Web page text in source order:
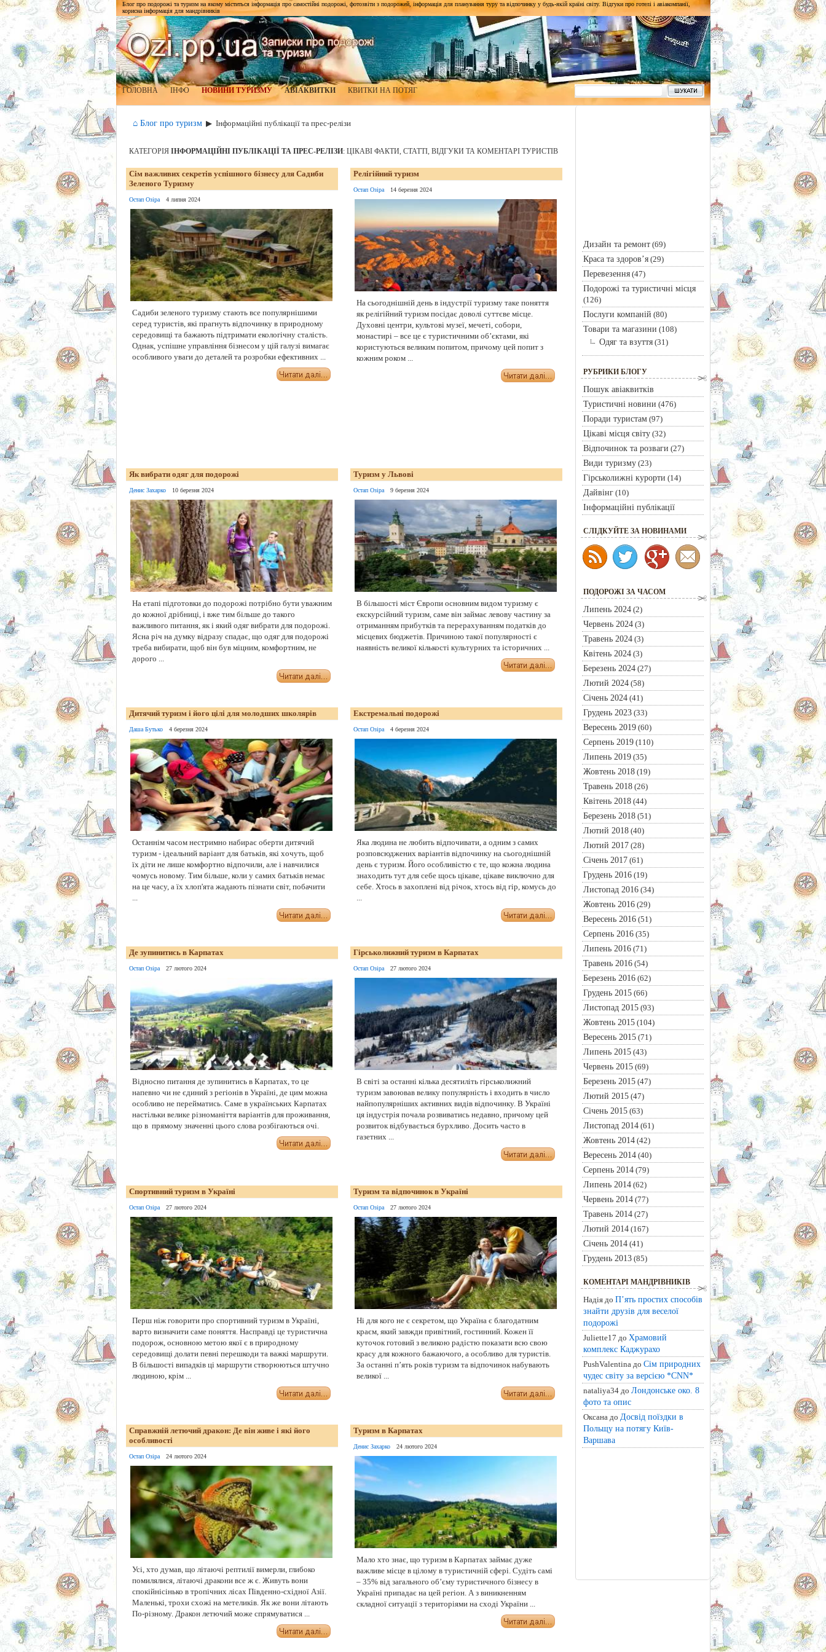
Блог про подорожі та туризм на якому міститься інформація про самостійні подорожі, фотозвіти з подорожей, інформація для планування туру та відпочинку у будь-якій країні світу. Відгуки про готелі і авіакомпанії,
корисна інформація для мандрівників
ГОЛОВНА ІНФО НОВИНИ ТУРИЗМУ АВІАКВИТКИ КВИТКИ НА ПОТЯГ
⌂ Блог про туризм ▶ Інформаційні публікації та прес-релізи
КАТЕГОРІЯ ІНФОРМАЦІЙНІ ПУБЛІКАЦІЇ ТА ПРЕС-РЕЛІЗИ: ЦІКАВІ ФАКТИ, СТАТТІ, ВІДГУКИ ТА КОМЕНТАРІ ТУРИСТІВ
Сім важливих секретів успішного бізнесу для Садиби
Зеленого Туризму
Остап Озіра 4 липня 2024
Садиби зеленого туризму стають все популярнішими
серед туристів, які прагнуть відпочинку в природному
середовищі та бажають підтримати екологічну сталість.
Однак, успішне управління бізнесом у цій галузі вимагає
особливого уваги до деталей та розробки ефективних ...
Релігійний туризм
Остап Озіра 14 березня 2024
На сьогоднішній день в індустрії туризму таке поняття
як релігійний туризм посідає доволі суттєве місце.
Духовні центри, культові музеї, мечеті, собори,
монастирі – все це є туристичними об’єктами, які
користуються великим попитом, причому цей попит з
кожним роком ...
Як вибрати одяг для подорожі
Денис Захарко 10 березня 2024
На етапі підготовки до подорожі потрібно бути уважним
до кожної дрібниці, і вже тим більше до такого
важливого питання, як і який одяг вибрати для подорожі.
Ясна річ на думку відразу спадає, що одяг для подорожі
треба вибирати, щоб він був міцним, комфортним, не
дорого ...
Туризм у Львові
Остап Озіра 9 березня 2024
В більшості міст Європи основним видом туризму є
екскурсійний туризм, саме він займає левову частину за
отриманням прибутків та перерахуванням податків до
місцевих бюджетів. Причиною такої популярності є
наявність великої кількості культурних та історичних ...
Дитячий туризм і його цілі для молодших школярів
Даша Бутько 4 березня 2024
Останнім часом нестримно набирає оберти дитячий
туризм - ідеальний варіант для батьків, які хочуть, щоб
їх діти не лише комфортно відпочили, але і навчилися
чомусь новому. Тим більше, коли у самих батьків немає
на це часу, а їх хлоп'ята жадають пізнати світ, побачити
...
Екстремальні подорожі
Остап Озіра 4 березня 2024
Яка людина не любить відпочивати, а одним з самих
розповсюджених варіантів відпочинку на сьогоднішній
день є туризм. Його особливістю є те, що кожна людина
знаходить тут для себе щось цікаве, цікаве виключно для
себе. Хтось в захоплені від річок, хтось від гір, комусь до
...
Де зупинитись в Карпатах
Остап Озіра 27 лютого 2024
Відносно питання де зупинитись в Карпатах, то це
напевно чи не єдиний з регіонів в Україні, де цим можна
особливо не перейматись. Саме в українських Карпатах
настільки велике різноманіття варіантів для проживання,
що в прямому значенні цього слова розбігаються очі.
Гірськолижний туризм в Карпатах
Остап Озіра 27 лютого 2024
В світі за останні кілька десятиліть гірськолижний
туризм завоював велику популярність і входить в число
найпопулярніших активних видів відпочинку. В Україні
ця індустрія почала розвиватись недавно, причому цей
розвиток відбувається бурхливо. Досить часто в
газетних ...
Спортивний туризм в Україні
Остап Озіра 27 лютого 2024
Перш ніж говорити про спортивний туризм в Україні,
варто визначити саме поняття. Насправді це туристична
подорож, основною метою якої є в природному
середовищі долати певні перешкоди та важкі маршрути.
В більшості випадків ці маршрути створюються штучно
людиною, крім ...
Туризм та відпочинок в Україні
Остап Озіра 27 лютого 2024
Ні для кого не є секретом, що Україна є благодатним
краєм, який завжди привітний, гостинний. Кожен її
куточок готовий з великою радістю показати всю свою
красу для кожного бажаючого, а особливо для туристів.
За останні п’ять років туризм та відпочинок набувають
великої ...
Справжній летючий дракон: Де він живе і які його
особливості
Остап Озіра 24 лютого 2024
Усі, хто думав, що літаючі рептилії вимерли, глибоко
помилялися, літаючі дракони все ж є. Живуть вони
спокійнісінько в тропічних лісах Південно-східної Азії.
Маленькі, трохи схожі на метеликів. Як же вони літають
По-різному. Дракон летючий може спрямуватися ...
Туризм в Карпатах
Денис Захарко 24 лютого 2024
Мало хто знає, що туризм в Карпатах займає дуже
важливе місце в цілому в туристичній сфері. Судіть самі
– 35% від загального об’єму туристичного бізнесу в
Україні припадає на цей регіон. А з виникненням
складної ситуації з територіями на сході України ...
Дизайн та ремонт(69)
Краса та здоров’я(29)
Перевезення(47)
Подорожі та туристичні місця
(126)
Послуги компаній (80)
Товари та магазини (108)
Одяг та взуття(31)
РУБРИКИ БЛОГУ
Пошук авіаквитків
Туристичні новини (476)
Поради туристам(97)
Цікаві місця світу(32)
Відпочинок та розваги (27)
Види туризму(23)
Гірськолижні курорти (14)
Дайвінг(10)
Інформаційні публікації
CЛІДКУЙТЕ ЗА НОВИНАМИ
ПОДОРОЖІ ЗА ЧАСОМ
Липень 2024(2)
Червень 2024(3)
Травень 2024(3)
Квітень 2024(3)
Березень 2024(27)
Лютий 2024(58)
Січень 2024(41)
Грудень 2023(33)
Вересень 2019(60)
Серпень 2019(110)
Липень 2019(35)
Жовтень 2018(19)
Травень 2018(26)
Квітень 2018(44)
Березень 2018(51)
Лютий 2018(40)
Лютий 2017(28)
Січень 2017(61)
Грудень 2016(19)
Листопад 2016(34)
Жовтень 2016(29)
Вересень 2016(51)
Серпень 2016(35)
Липень 2016(71)
Травень 2016(54)
Березень 2016(62)
Грудень 2015(66)
Листопад 2015(93)
Жовтень 2015(104)
Вересень 2015(71)
Липень 2015(43)
Червень 2015(69)
Березень 2015(47)
Лютий 2015(47)
Січень 2015(63)
Листопад 2014(61)
Жовтень 2014(42)
Вересень 2014(40)
Серпень 2014(79)
Липень 2014(62)
Червень 2014(77)
Травень 2014(27)
Лютий 2014(167)
Січень 2014(41)
Грудень 2013(85)
КОМЕНТАРІ МАНДРІВНИКІВ
Надія до П’ять простих способів
знайти друзів для веселої
подорожі
Juliette17 до Храмовий
комплекс Каджурахо
PushValentina до Сім природних
чудес світу за версією *CNN*
nataliya34 до Лондонське око. 8
фото та опис
Оксана до Досвід поїздки в
Польщу на потягу Київ-
Варшава